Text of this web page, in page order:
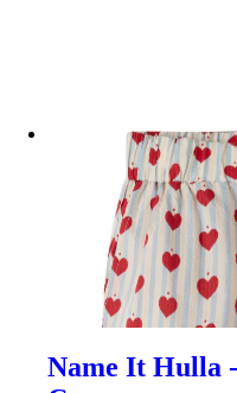
Name It Hulla